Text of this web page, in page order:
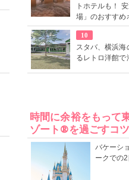
トホテルも！
場」のおすすめ
10
スタバ、横浜海
るレトロ洋館で
時間に余裕をもって
ゾート®を過ごすコ
バケーシ
ークでの